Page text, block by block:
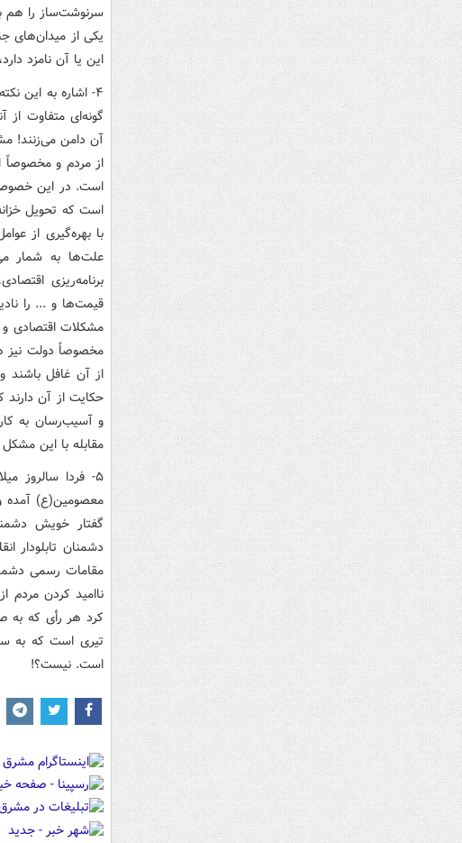
سرنوشت‌ساز را هم
یکی از میدان‌های
این یا آن نامزد
۴- اشاره به این
گونه‌ای متفاوت
آن دامن می‌زنند!
از مردم و
است. در این خصوص
است که تحویل
با بهره‌گیری از
علت‌ها به شمار
برنامه‌ریزی
قیمت‌ها و ... را
مشکلات اقتصادی
مخصوصاً دولت نیز
از آن غافل باشند
حکایت از آن دارند
و آسیب‌رسان به
مقابله با این
۵- فردا سالروز
معصومین‌(ع) آمده
گفتار خویش
دشمنان تابلودار
مقامات رسمی
ناامید کردن مردم
کرد هر رأی که به
تیری است که به
است. نیست؟!